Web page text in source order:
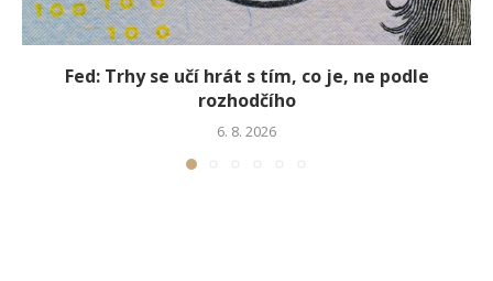
Fed: Trhy se učí hrát s tím, co je, ne podle
rozhodčího
6. 8. 2026